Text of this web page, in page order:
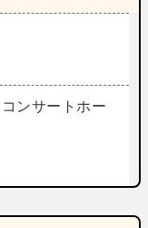
ンサートホー